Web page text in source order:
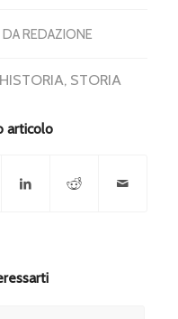
DAREDAZIONE
HISTORIA, STORIA
articolo